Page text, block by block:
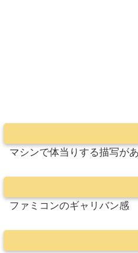
マシンで体当りする描写が
ファミコンのギャリバン感